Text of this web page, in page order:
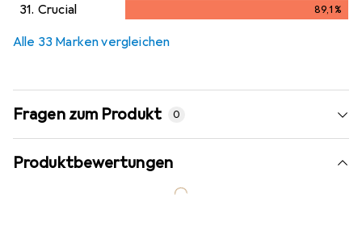
31. Crucial 89,1%
Alle 33 Marken vergleichen
Fragen zum Produkt 0
Produktbewertungen